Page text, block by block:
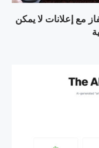
مع إعلانات لا يمكن